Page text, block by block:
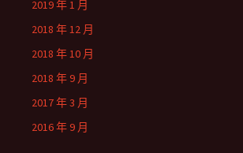
2019 年 1 月
2018 年 12 月
2018 年 10 月
2018 年 9 月
2017 年 3 月
2016 年 9 月